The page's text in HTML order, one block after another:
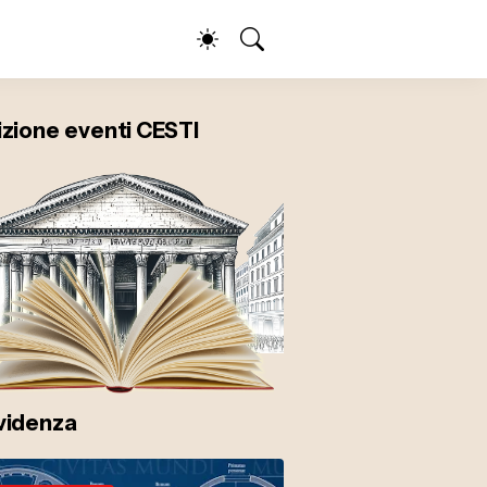
eventi CESTI